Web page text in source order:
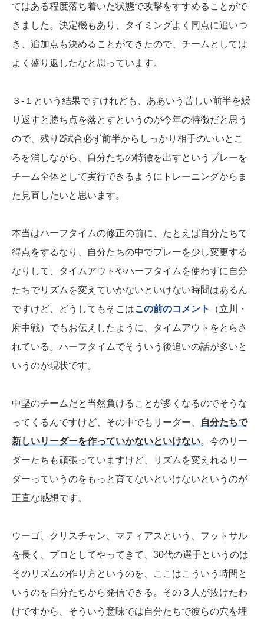
てはある程度落ち着いた状態で攻撃をすすめることがで
きました。決定機もあり、タイミングよく同点に追いつ
き、追加点も決めることができたので、チームとしては
よく盛り返したなと思っています。
３-１という結果ですけれども、ああいう苦しい前半を繰
り返すと勝ち点を落とすというのが今年の特徴だと思う
ので、残り2試合必ず前半からしっかり相手のいいとこ
ろを消しながら、自分たちの特徴を出すというプレーを
チーム全体として実行できるようにトレーニングからま
た見直したいと思います。
本当はハーフタイムの修正の前に、たとえば自分たちで
得点をするなり、自分たちの中でプレーを少し変更する
なりして、タイムアウトやハーフタイムを使わずに自分
たちでリズムを変えていかないといけない時間はあるん
ですけど、どうしてもそこはこの前のコメント
（立川・
府中戦）でもお伝えしたように、タイムアウトをとらさ
れている。ハーフタイムでそういう後追いの話が多いと
いうのが現状です。
中堅のチームだと当然負けることが多くなるのでそうな
ってくるんですけど、その中でもリーダー、
自分たちで
新しいリーダーを作っていかないといけない。今のリー
ダーたちも頑張っていますけど、リズムを変えれるリー
ダーっていうのをもっと育てないといけないというのが
正直な感想です。
ウーゴ、クリスチャン、マティアスという、フットサル
を長く、プロとしてやってきて、30代の選手というのは
そのリズムの作り方というのを、ここはこういう時間と
いうのを自分たちから発信できる。その３人が抜けたわ
けですから、そういう意味では自分たちで彼らの穴を埋